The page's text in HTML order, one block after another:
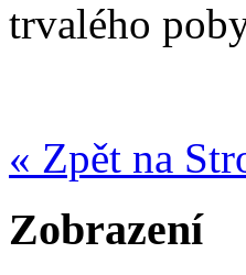
trvalého
« Zpět na
Zobrazení